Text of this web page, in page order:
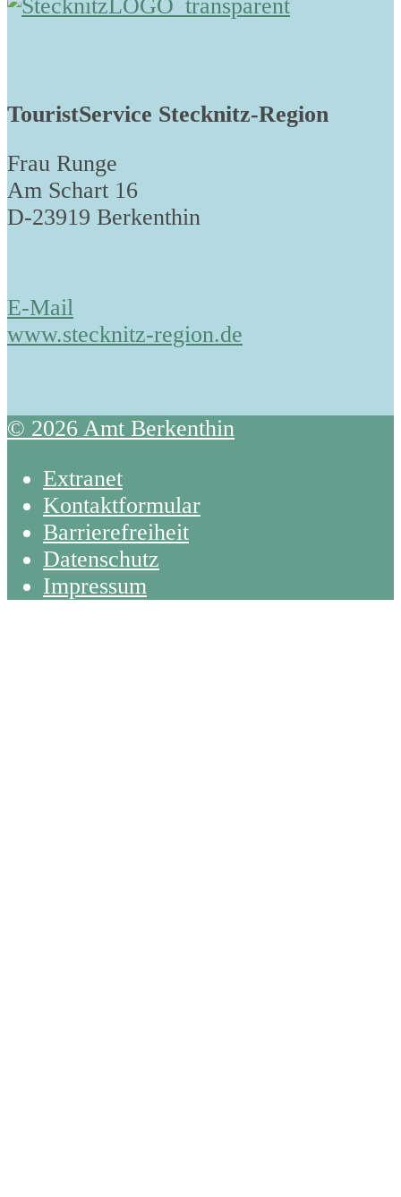
TouristService Stecknitz-Region
Frau Runge
Am Schart 16
D-23919 Berkenthin
E-Mail
www.stecknitz-region.de
© 2026 Amt Berkenthin
Extranet
Kontaktformular
Barrierefreiheit
Datenschutz
Impressum